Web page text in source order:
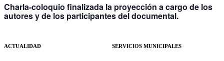
Charla-coloquio finalizada la proyección a cargo de los
autores y de los participantes del documental.
ACTUALIDAD SERVICIOS MUNICIPALES